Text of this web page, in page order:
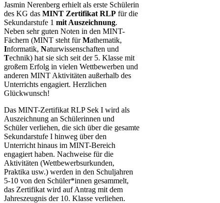
Jasmin Nerenberg erhielt als erste Schülerin
des KG das MINT Zertifikat RLP für die
Sekundarstufe 1 mit Auszeichnung.
Neben sehr guten Noten in den MINT-
Fächern (MINT steht fürMathematik,
Informatik, Naturwissenschaften und
Technik) hat sie sich seit der 5. Klasse mit
großem Erfolg in vielen Wettbewerben und
anderen MINT Aktivitäten außerhalb des
Unterrichts engagiert. Herzlichen
Glückwunsch!
Das MINT-Zertifikat RLP Sek I wird als
Auszeichnung an Schülerinnen und
Schüler verliehen, die sich über die gesamte
Sekundarstufe I hinweg über den
Unterricht hinaus im MINT-Bereich
engagiert haben. Nachweise für die
Aktivitäten (Wettbewerbsurkunden,
Praktika usw.) werden in den Schuljahren
5-10 von den Schüler*innen gesammelt,
das Zertifikat wird auf Antrag mit dem
Jahreszeugnis der 10. Klasse verliehen.